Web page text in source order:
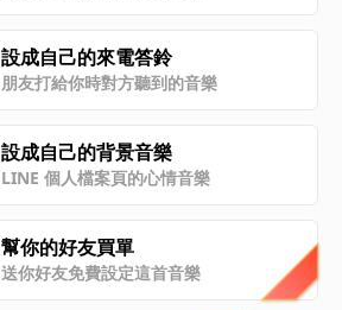
設成自己的來電答鈴
朋友打給你時對方聽到的音樂
設成自己的背景音樂
LINE 個人檔案頁的心情音樂
幫你的好友買單
送你好友免費設定這首音樂